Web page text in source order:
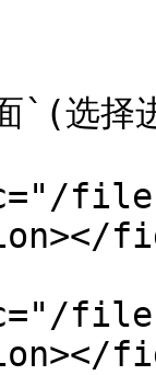
`(选择
files/